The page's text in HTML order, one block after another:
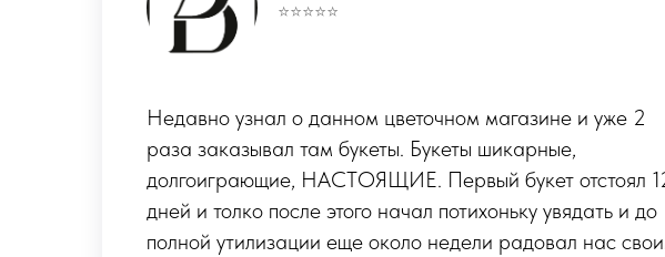
⭐️⭐️⭐️⭐️⭐️
Рекомендую цветочный магазин! Девушка предложила
различные варианты из самых свежих цветов. Быстро
собрала букет и оформила доставку. Букет был очень
хорошо упакован, приложена открытка с поздравлением.
И еще вдобавок приложено специальное средство для